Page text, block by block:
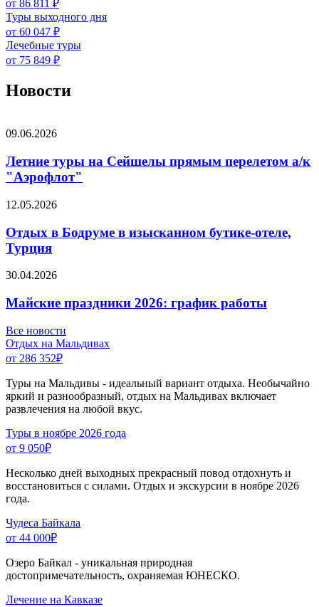
от 86 811 ₽
Туры выходного дня
от 60 047 ₽
Лечебные туры
от 75 849 ₽
Новости
09.06.2026
Летние туры на Сейшелы прямым перелетом а/к
"Аэрофлот"
12.05.2026
Отдых в Бодруме в изысканном бутике-отеле,
Турция
30.04.2026
Майские праздники 2026: график работы
Все новости
Отдых на Мальдивах
от 286 352₽
Туры на Мальдивы - идеальный вариант отдыха. Необычайно
яркий и разнообразный, отдых на Мальдивах включает
развлечения на любой вкус.
Туры в ноябре 2026 года
от 9 050₽
Несколько дней выходных прекрасный повод отдохнуть и
восстановиться с силами. Отдых и экскурсии в ноябре 2026
года.
Чудеса Байкала
от 44 000₽
Озеро Байкал - уникальная природная
достопримечательность, охраняемая ЮНЕСКО.
Лечение на Кавказе